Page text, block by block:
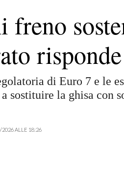
freno
di Euro 7 e le
sostituire la ghisa con
2026 ALLE 18:26